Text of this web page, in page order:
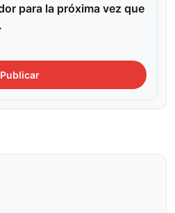
para la próxima vez que